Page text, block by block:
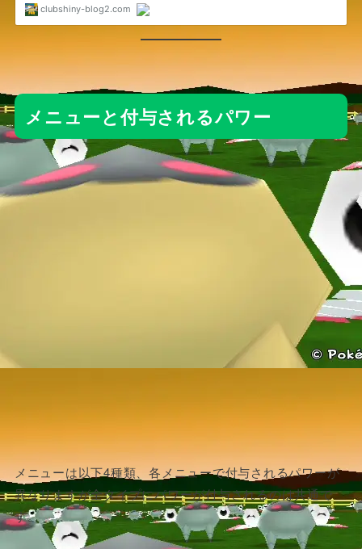
メニューと付与されるパワー
メニューは以下4種類、各メニューで付与されるパワーが
異なりますが全タイプにパワーが付与されるのは共通で
す。